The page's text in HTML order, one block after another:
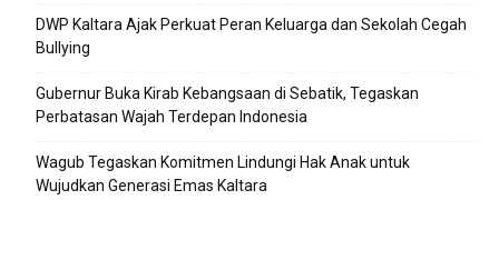
DWP Kaltara Ajak Perkuat Peran Keluarga dan Sekolah Cegah
Bullying
Gubernur Buka Kirab Kebangsaan di Sebatik, Tegaskan
Perbatasan Wajah Terdepan Indonesia
Wagub Tegaskan Komitmen Lindungi Hak Anak untuk
Wujudkan Generasi Emas Kaltara